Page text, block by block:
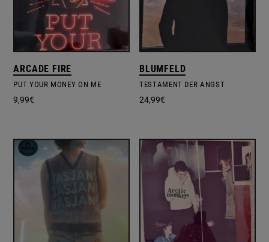
ARCADE FIRE
PUT YOUR MONEY ON ME
9,99€
BLUMFELD
TESTAMENT DER ANGST
24,99€